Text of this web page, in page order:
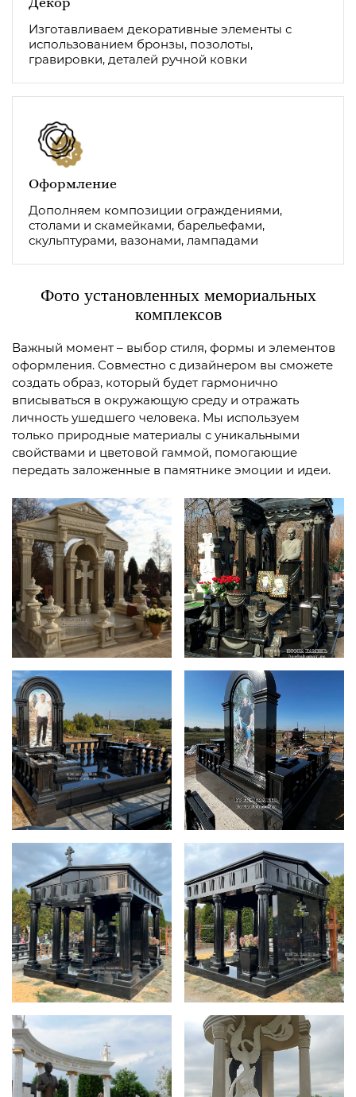
Декор
Изготавливаем декоративные элементы с
использованием бронзы, позолоты,
гравировки, деталей ручной ковки
Оформление
Дополняем композиции ограждениями,
столами и скамейками, барельефами,
скульптурами, вазонами, лампадами
Фото установленных мемориальных
комплексов
Важный момент – выбор стиля, формы и элементов
оформления. Совместно с дизайнером вы сможете
создать образ, который будет гармонично
вписываться в окружающую среду и отражать
личность ушедшего человека. Мы используем
только природные материалы с уникальными
свойствами и цветовой гаммой, помогающие
передать заложенные в памятнике эмоции и идеи.